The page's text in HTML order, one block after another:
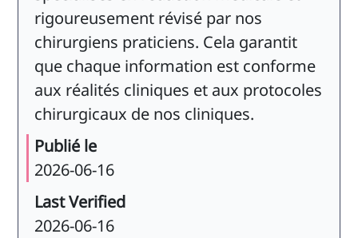
rigoureusement révisé par nos
chirurgiens praticiens. Cela garantit
que chaque information est conforme
aux réalités cliniques et aux protocoles
chirurgicaux de nos cliniques.
Publié le
2026-06-16
Last Verified
2026-06-16